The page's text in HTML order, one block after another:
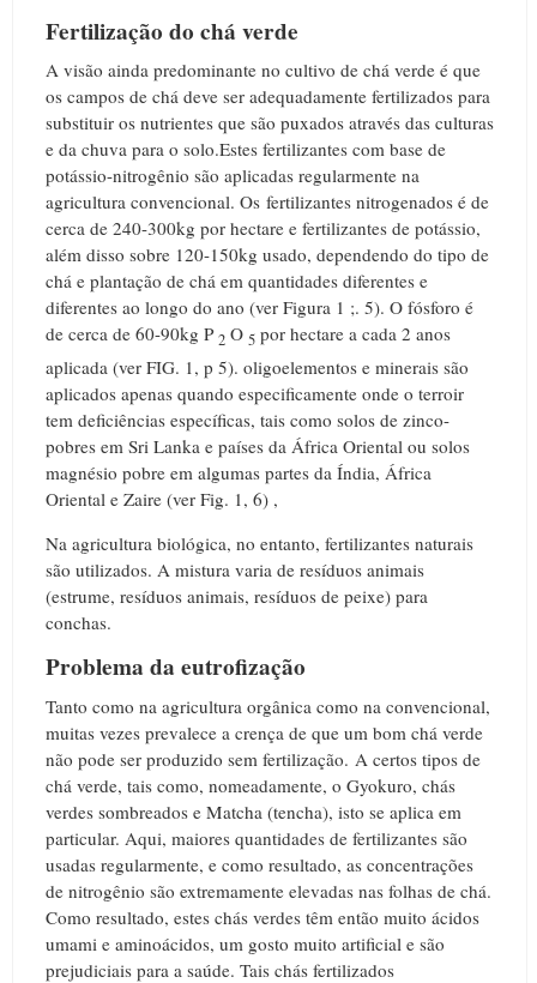
Fertilização do chá verde
A visão ainda predominante no cultivo de chá verde é que
os campos de chá deve ser adequadamente fertilizados para
substituir os nutrientes que são puxados através das culturas
e da chuva para o solo.Estes fertilizantes com base de
potássio-nitrogênio são aplicadas regularmente na
agricultura convencional. Os fertilizantes nitrogenados é de
cerca de 240-300kg por hectare e fertilizantes de potássio,
além disso sobre 120-150kg usado, dependendo do tipo de
chá e plantação de chá em quantidades diferentes e
diferentes ao longo do ano (ver Figura 1 ;. 5). O fósforo é
de cerca de 60-90kg P2 O 5 por hectare a cada 2 anos
aplicada (ver FIG. 1, p 5). oligoelementos e minerais são
aplicados apenas quando especificamente onde o terroir
tem deficiências específicas, tais como solos de zinco-
pobres em Sri Lanka e países da África Oriental ou solos
magnésio pobre em algumas partes da Índia, África
Oriental e Zaire (ver Fig. 1, 6) ,
Na agricultura biológica, no entanto, fertilizantes naturais
são utilizados. A mistura varia de resíduos animais
(estrume, resíduos animais, resíduos de peixe) para
conchas.
Problema da eutrofização
Tanto como na agricultura orgânica como na convencional,
muitas vezes prevalece a crença de que um bom chá verde
não pode ser produzido sem fertilização. A certos tipos de
chá verde, tais como, nomeadamente, o Gyokuro, chás
verdes sombreados e Matcha (tencha), isto se aplica em
particular. Aqui, maiores quantidades de fertilizantes são
usadas regularmente, e como resultado, as concentrações
de nitrogênio são extremamente elevadas nas folhas de chá.
Como resultado, estes chás verdes têm então muito ácidos
umami e aminoácidos, um gosto muito artificial e são
prejudiciais para a saúde. Tais chás fertilizados